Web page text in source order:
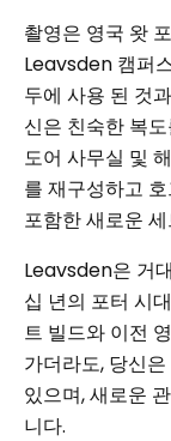
촬영은 영국 왓
Leavsden 캠퍼
두에 사용 된 것
신은 친숙한 복
도어 사무실 및
를 재구성하고
포함한 새로운
Leavsden은 거
십 년의 포터 시
트 빌드와 이전
가더라도, 당신
있으며, 새로운
니다.